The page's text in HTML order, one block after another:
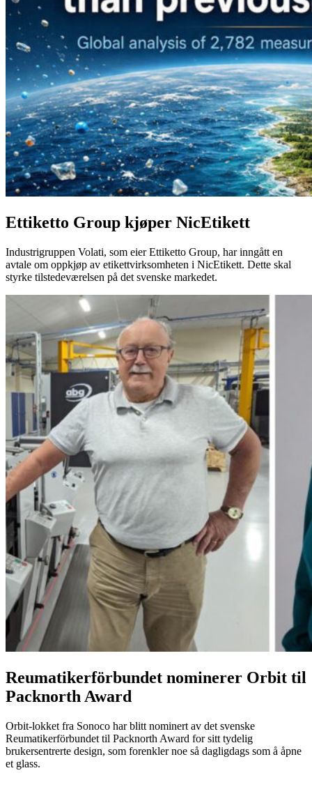
Ettiketto Group kjøper NicEtikett
Industrigruppen Volati, som eier Ettiketto Group, har inngått en
avtale om oppkjøp av etikettvirksomheten i NicEtikett. Dette skal
styrke tilstedeværelsen på det svenske markedet.
Reumatikerförbundet nominerer Orbit til
Packnorth Award
Orbit-lokket fra Sonoco har blitt nominert av det svenske
Reumatikerförbundet til Packnorth Award for sitt tydelig
brukersentrerte design, som forenkler noe så dagligdags som å åpne
et glass.